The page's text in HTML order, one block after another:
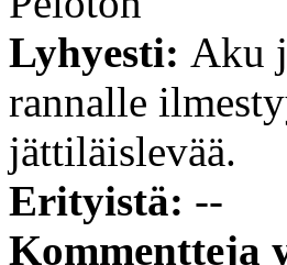
Lyhyesti: Aku
rannalle
jättiläislevää.
Erityistä: --
Kommentteja